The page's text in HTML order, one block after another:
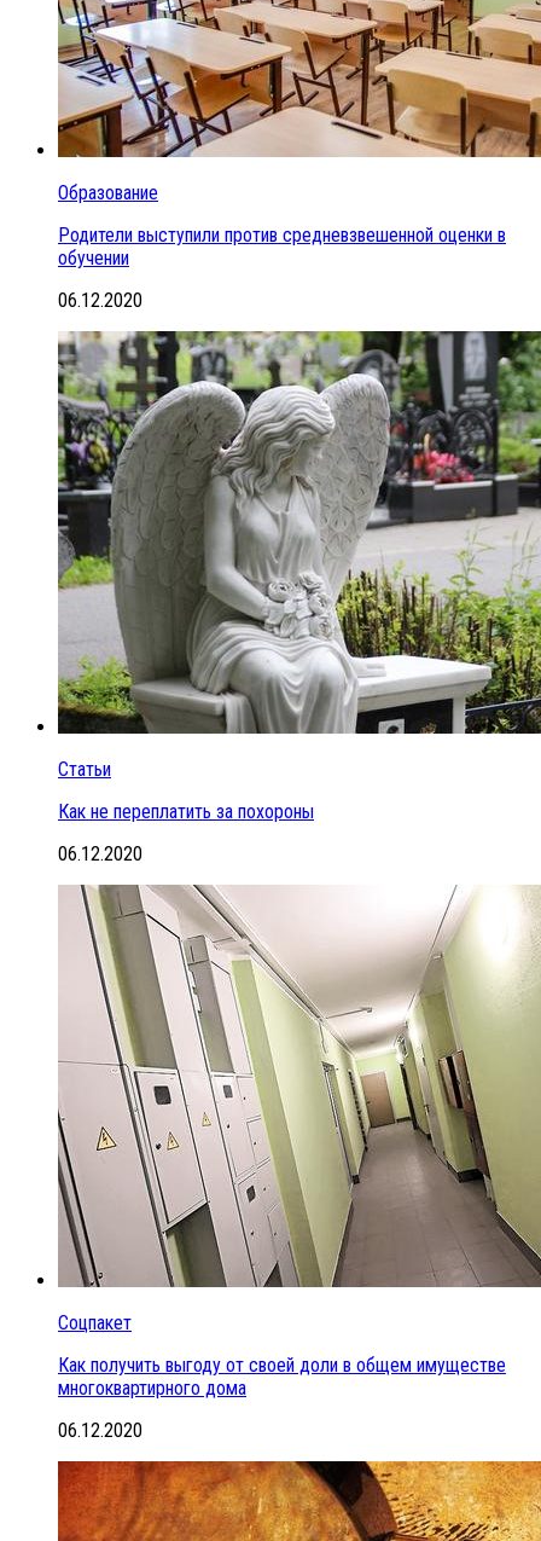
Образование
Родители выступили против средневзвешенной оценки в
обучении
06.12.2020
Статьи
Как не переплатить за похороны
06.12.2020
Соцпакет
Как получить выгоду от своей доли в общем имуществе
многоквартирного дома
06.12.2020